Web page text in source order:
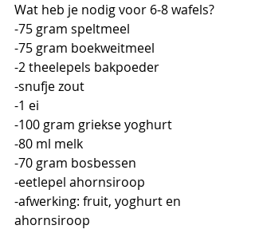
Wat heb je nodig voor 6-8 wafels?
-75 gram speltmeel
-75 gram boekweitmeel
-2 theelepels bakpoeder
-snufje zout
-1 ei
-100 gram griekse yoghurt
-80 ml melk
-70 gram bosbessen
-eetlepel ahornsiroop
-afwerking: fruit, yoghurt en
ahornsiroop